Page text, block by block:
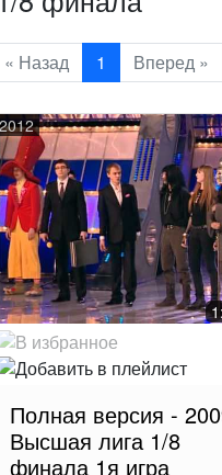
« Назад 1 Вперед »
2012
Полная версия -
Высшая лига 1/8
финала 1я игра